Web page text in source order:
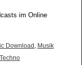
im Online
Download Musik
Techno